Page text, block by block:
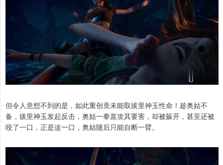
但令人意想不到的是，如此重创竟未能取拔里神玉性命！趁奥姑不
备，拔里神玉发起反击，奥姑一拳直攻其要害，却被躲开，甚至还被
咬了一口，正是这一口，奥姑随后只能自断一臂。